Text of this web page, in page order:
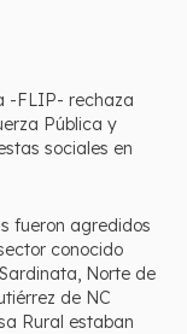
-FLIP- rechaza
Pública y
sociales en
fueron agredidos
conocido
Norte de
de NC
Rural estaban